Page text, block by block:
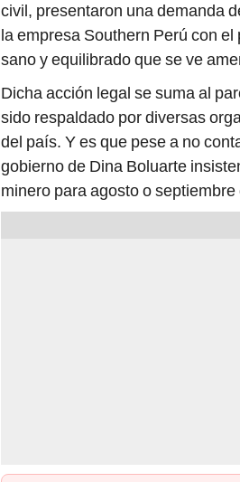
civil, presentaron una demanda
la empresa Southern Perú con
sano y equilibrado que se ve
Dicha acción legal se suma al
sido respaldado por diversas
del país. Y es que pese a no
gobierno de Dina Boluarte
minero para agosto o septiembre